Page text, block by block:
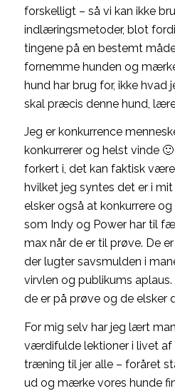
forskelligt – så vi kan ikke
indlæringsmetoder, blot
tingene på en bestemt
fornemme hunden og
hund har brug for, ikke
skal præcis denne hund,
Jeg er konkurrence
konkurrerer og helst vinde
forkert i, det kan faktisk
hvilket jeg syntes det er i
elsker også at konkurrere
som Indy og Power har til
max når de er til prøve. De
der lugter savsmulden i
virvlen og publikums
de er på prøve og de elsker
For mig selv har jeg lært
værdifulde lektioner i livet af
træning til jer alle – foråret
ud og mærke vores hunde